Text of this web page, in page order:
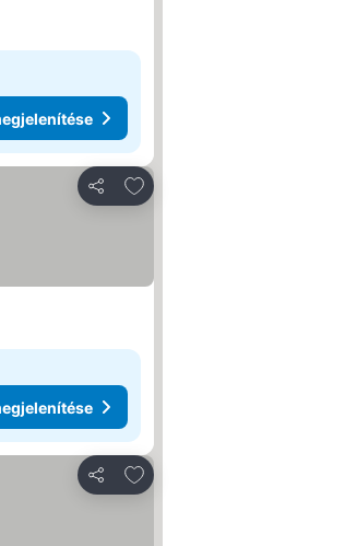
Megosztás
Hozzáadás a kedvencekhez
Megosztás
Hozzáadás a kedvencekhez